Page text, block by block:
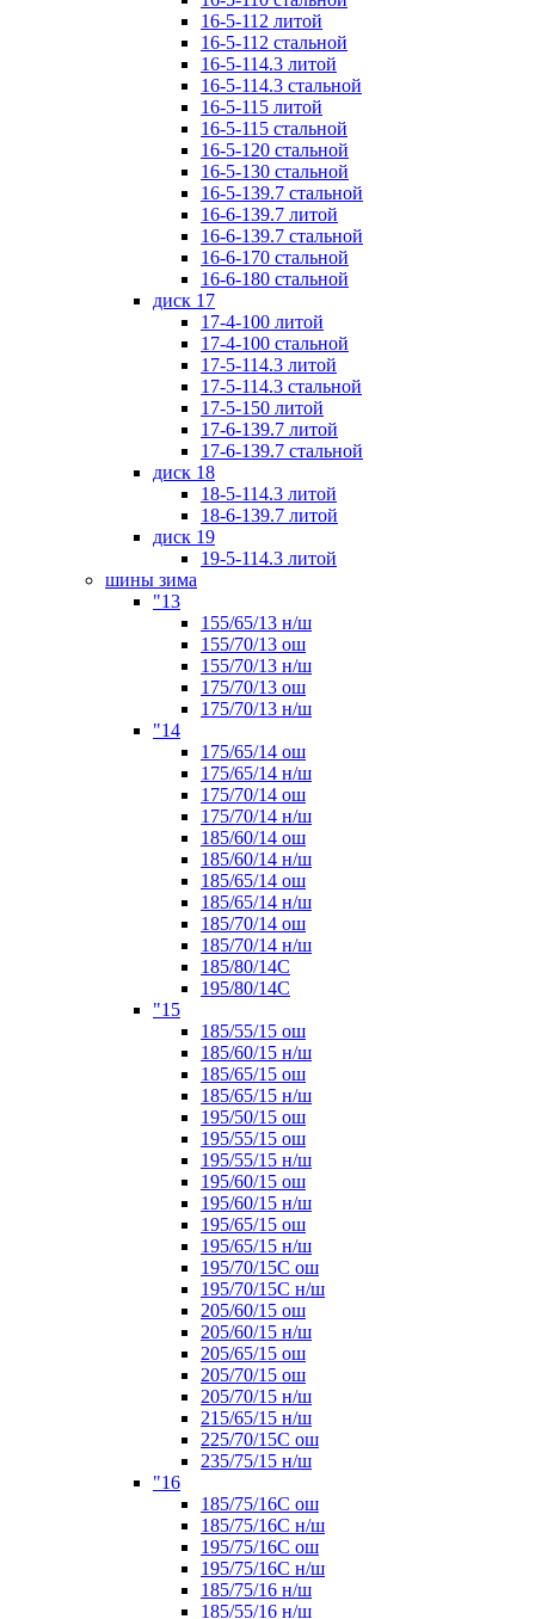
16-5-112 литой
16-5-112 стальной
16-5-114.3 литой
16-5-114.3 стальной
16-5-115 литой
16-5-115 стальной
16-5-120 стальной
16-5-130 стальной
16-5-139.7 стальной
16-6-139.7 литой
16-6-139.7 стальной
16-6-170 стальной
16-6-180 стальной
диск 17
17-4-100 литой
17-4-100 стальной
17-5-114.3 литой
17-5-114.3 стальной
17-5-150 литой
17-6-139.7 литой
17-6-139.7 стальной
диск 18
18-5-114.3 литой
18-6-139.7 литой
диск 19
19-5-114.3 литой
шины зима
"13
155/65/13 н/ш
155/70/13 ош
155/70/13 н/ш
175/70/13 ош
175/70/13 н/ш
"14
175/65/14 ош
175/65/14 н/ш
175/70/14 ош
175/70/14 н/ш
185/60/14 ош
185/60/14 н/ш
185/65/14 ош
185/65/14 н/ш
185/70/14 ош
185/70/14 н/ш
185/80/14С
195/80/14C
"15
185/55/15 ош
185/60/15 н/ш
185/65/15 ош
185/65/15 н/ш
195/50/15 ош
195/55/15 ош
195/55/15 н/ш
195/60/15 ош
195/60/15 н/ш
195/65/15 ош
195/65/15 н/ш
195/70/15С ош
195/70/15С н/ш
205/60/15 ош
205/60/15 н/ш
205/65/15 ош
205/70/15 ош
205/70/15 н/ш
215/65/15 н/ш
225/70/15С ош
235/75/15 н/ш
"16
185/75/16С ош
185/75/16С н/ш
195/75/16С ош
195/75/16С н/ш
185/75/16 н/ш
185/55/16 н/ш